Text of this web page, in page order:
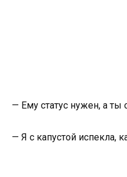
— Ему статус нужен, а
— Я с капустой испекла,